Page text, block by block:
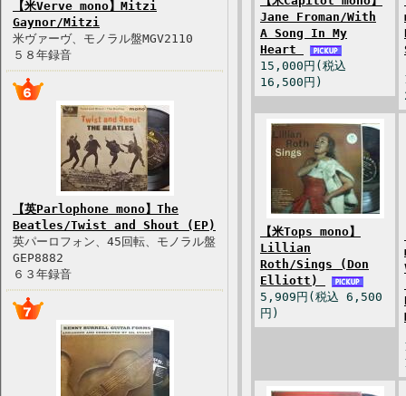
【米Verve mono】Mitzi
Gaynor/Mitzi
米ヴァーヴ、モノラル盤MGV2110
５８年録音
【英Parlophone mono】The
Beatles/Twist and Shout (EP)
英パーロフォン、45回転、モノラル盤
GEP8882
６３年録音
Jane Froman/With
A Song In My
Heart
15,000円(税込
16,500円)
【米Tops mono】
Lillian
Roth/Sings (Don
Elliott)
5,909円(税込 6,500
円)